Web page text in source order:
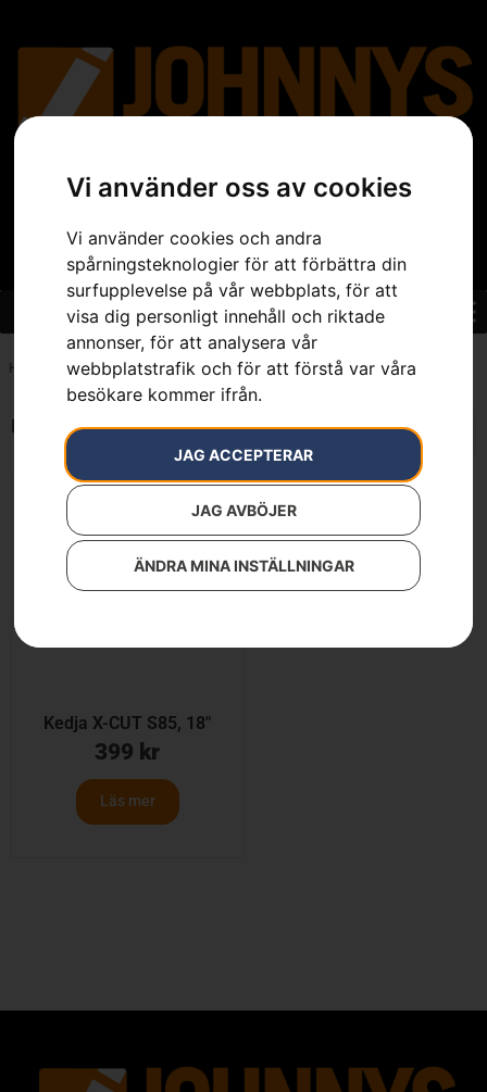
Vi använder oss av cookies
Vi använder cookies och andra
spårningsteknologier för att förbättra din
surfupplevelse på vår webbplats, för att
visa dig personligt innehåll och riktade
annonser, för att analysera vår
webbplatstrafik och för att förstå var våra
besökare kommer ifrån.
JAG ACCEPTERAR
JAG AVBÖJER
ÄNDRA MINA INSTÄLLNINGAR
Hem 7393080718433
Endast ett sökresultat
Kedja X-CUT S85, 18″
399 kr
Läs mer